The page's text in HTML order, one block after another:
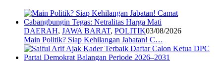
DAERAH, JAWA BARAT, POLITIK03/08/2026
Main Politik? Siap Kehilangan Jabatan! C…